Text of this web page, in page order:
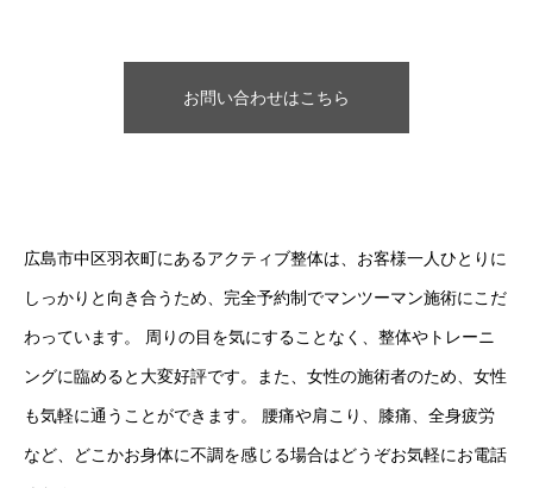
お問い合わせはこちら
広島市中区羽衣町にあるアクティブ整体は、お客様一人ひとりに
しっかりと向き合うため、完全予約制でマンツーマン施術にこだ
わっています。 周りの目を気にすることなく、整体やトレーニ
ングに臨めると大変好評です。また、女性の施術者のため、女性
も気軽に通うことができます。 腰痛や肩こり、膝痛、全身疲労
など、どこかお身体に不調を感じる場合はどうぞお気軽にお電話